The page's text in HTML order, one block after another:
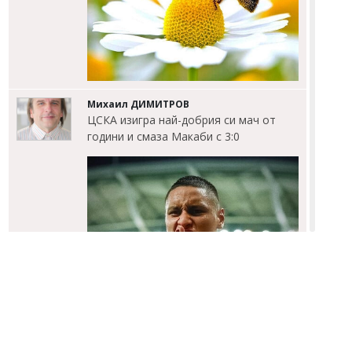
Михаил ДИМИТРОВ
ЦСКА изигра най-добрия си мач от
години и смаза Макаби с 3:0